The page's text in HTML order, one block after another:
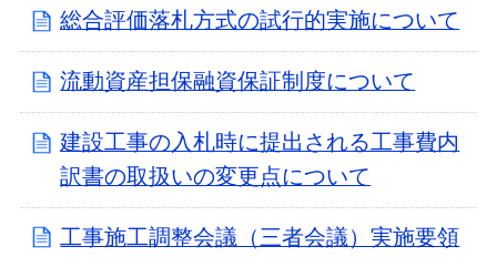
総合評価落札方式の試行的実施について
流動資産担保融資保証制度について
建設工事の入札時に提出される工事費内
訳書の取扱いの変更点について
工事施工調整会議（三者会議）実施要領